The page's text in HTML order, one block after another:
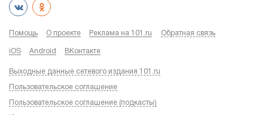
Помощь О проекте Реклама на 101.ru Обратная связь
iOS Android ВКонтакте
Выходные данные сетевого издания 101.ru
Пользовательское соглашение
Пользовательское соглашение (подкасты)